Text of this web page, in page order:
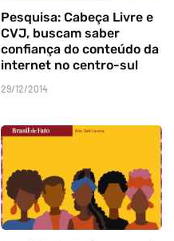
Pesquisa: Cabeça Livre e
CVJ, buscam saber
confiança do conteúdo da
internet no centro-sul
29/12/2014